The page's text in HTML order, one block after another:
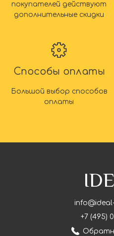
покупателей действуют
дополнительные скидки
Способы оплаты
Большой выбор способов
оплаты
+7 (495)